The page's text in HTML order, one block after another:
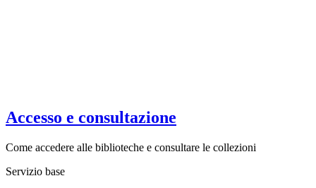
Accesso e consultazione
Come accedere alle biblioteche e consultare le collezioni
Servizio base